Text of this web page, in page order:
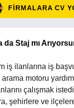
FİRMALARA CV
da Staj mı
iş ilanlarına iş
arama motoru
çalışmak
şehirlere ve